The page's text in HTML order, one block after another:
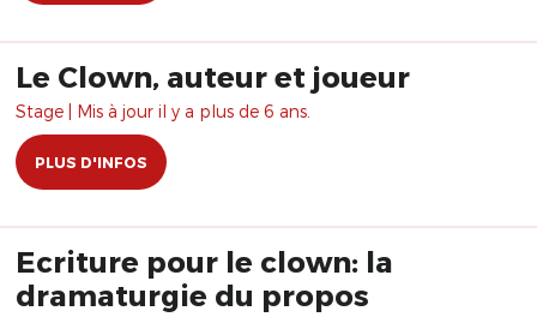
Le Clown, auteur et joueur
Stage | Mis à jour il y a plus de 6 ans.
PLUS D'INFOS
Ecriture pour le clown: la
dramaturgie du propos